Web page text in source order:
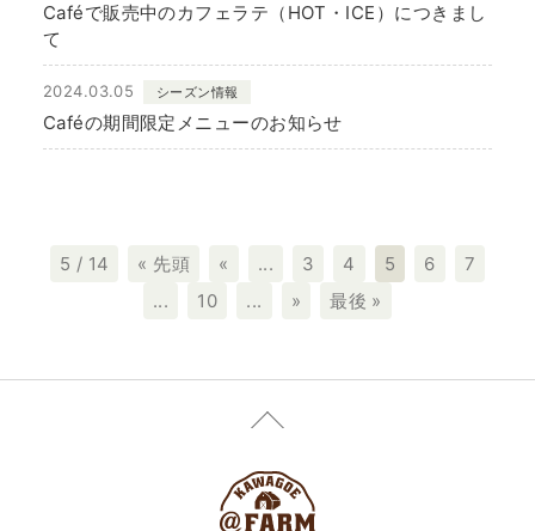
Caféで販売中のカフェラテ（HOT・ICE）につきまし
て
2024.03.05 シーズン情報
Caféの期間限定メニューのお知らせ
5 / 14 « 先頭 « ... 3 4 5 6
7
...
10 ... » 最後 »